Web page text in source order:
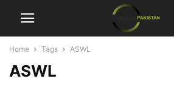
Home Tags ASWL
ASWL